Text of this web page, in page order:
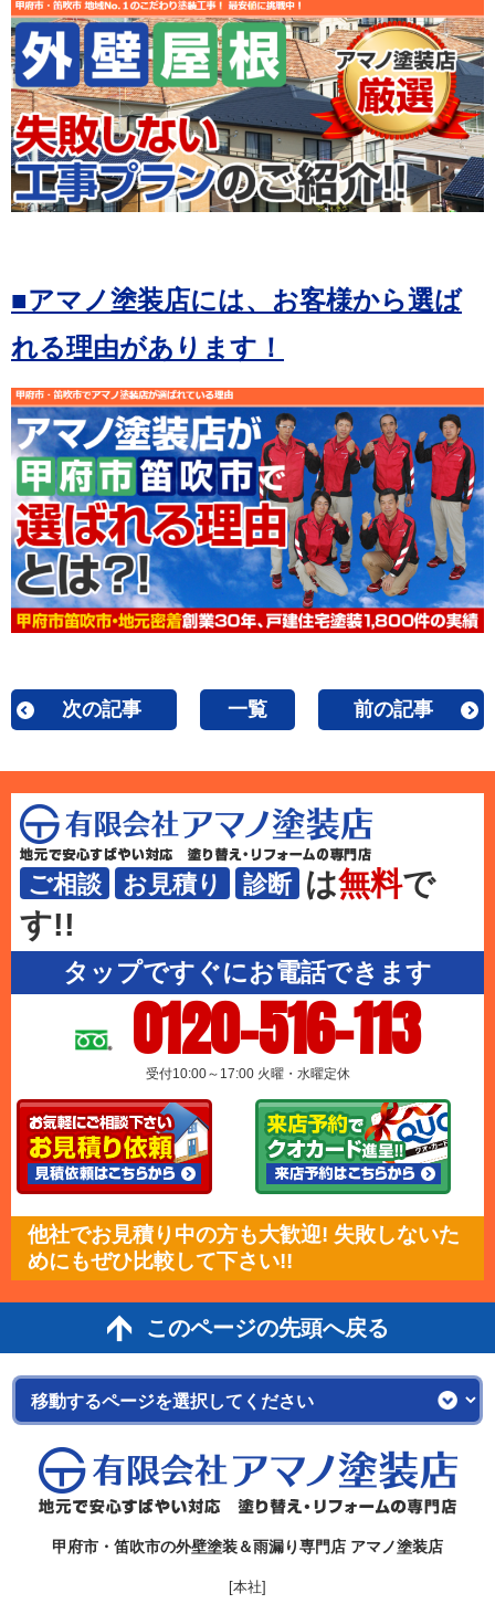
■アマノ塗装店には、お客様から選ば
れる理由があります！
次の記事 一覧 前の記事
ご相談 お見積り 診断 は無料で
す!!
タップですぐにお電話できます
0120-516-113
受付10:00～17:00 火曜・水曜定休
他社でお見積り中の方も大歓迎! 失敗しないた
めにもぜひ比較して下さい!!
このページの先頭へ戻る
甲府市・笛吹市の外壁塗装＆雨漏り専門店 アマノ塗装店
[本社]